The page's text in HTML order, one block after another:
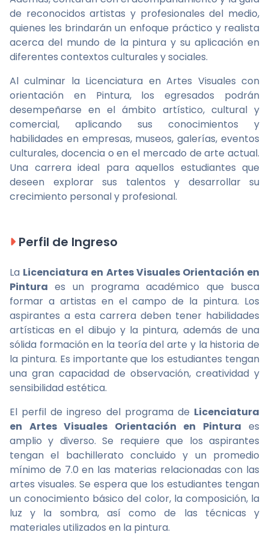
de reconocidos artistas y profesionales del medio,
quienes les brindarán un enfoque práctico y realista
acerca del mundo de la pintura y su aplicación en
diferentes contextos culturales y sociales.
Al culminar la Licenciatura en Artes Visuales con
orientación en Pintura, los egresados podrán
desempeñarse en el ámbito artístico, cultural y
comercial, aplicando sus conocimientos y
habilidades en empresas, museos, galerías, eventos
culturales, docencia o en el mercado de arte actual.
Una carrera ideal para aquellos estudiantes que
deseen explorar sus talentos y desarrollar su
crecimiento personal y profesional.
Perfil de Ingreso
La Licenciatura en Artes Visuales Orientación en
Pintura es un programa académico que busca
formar a artistas en el campo de la pintura. Los
aspirantes a esta carrera deben tener habilidades
artísticas en el dibujo y la pintura, además de una
sólida formación en la teoría del arte y la historia de
la pintura. Es importante que los estudiantes tengan
una gran capacidad de observación, creatividad y
sensibilidad estética.
El perfil de ingreso del programa de Licenciatura
en Artes Visuales Orientación en Pintura es
amplio y diverso. Se requiere que los aspirantes
tengan el bachillerato concluido y un promedio
mínimo de 7.0 en las materias relacionadas con las
artes visuales. Se espera que los estudiantes tengan
un conocimiento básico del color, la composición, la
luz y la sombra, así como de las técnicas y
materiales utilizados en la pintura.